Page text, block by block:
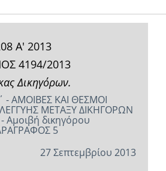
Α' 2013
4194/2013
Δικηγόρων.
- ΑΜΟΙΒΕΣ ΚΑΙ ΘΕΣΜΟΙ
ΜΕΤΑΞΥ ΔΙΚΗΓΟΡΩΝ
Αμοιβή δικηγόρου
5
27 Σεπτεμβρίου 2013